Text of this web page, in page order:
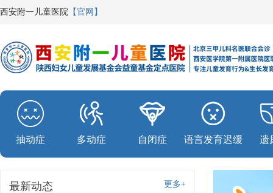
西安附一儿童医院 【官网】
抽动症 多动症 自闭症 语言发育迟缓 遗
更多+
最新动态